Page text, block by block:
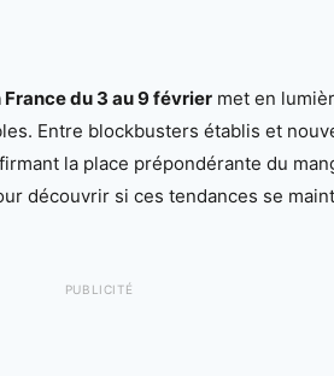
du 3 au 9 février met en
Entre blockbusters établis et
la place prépondérante du
découvrir si ces tendances se
PUBLICITÉ